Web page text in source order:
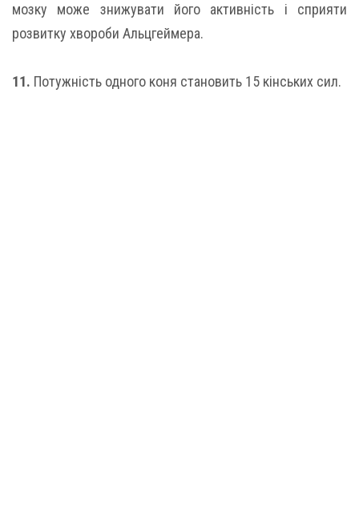
мозку може знижувати його активність і сприяти
розвитку хвороби Альцгеймера.
11. Потужність одного коня становить 15 кінських сил.